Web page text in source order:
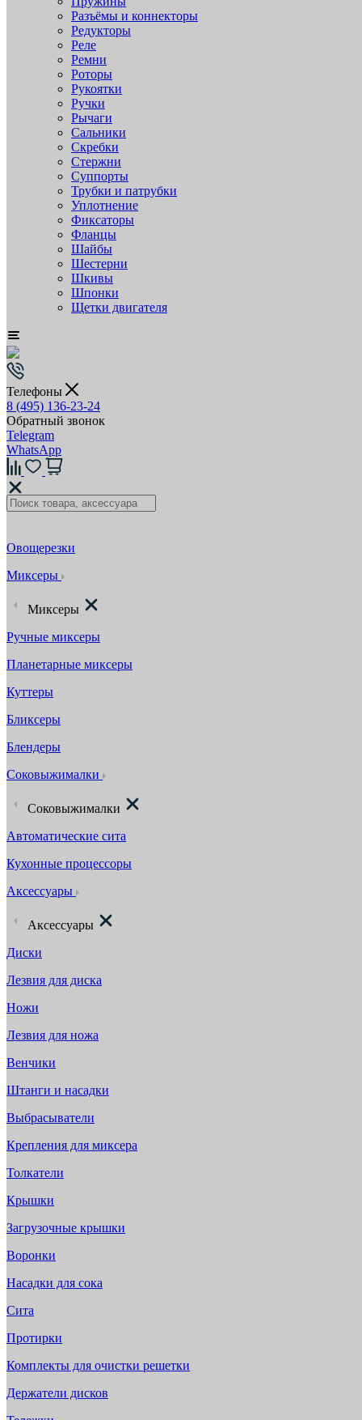
Разъёмы и коннекторы
Редукторы
Реле
Ремни
Роторы
Рукоятки
Ручки
Рычаги
Сальники
Скребки
Стержни
Суппорты
Трубки и патрубки
Уплотнение
Фиксаторы
Фланцы
Шайбы
Шестерни
Шкивы
Шпонки
Щетки двигателя
Телефоны
8 (495) 136-23-24
Обратный звонок
Telegram
WhatsApp
Овощерезки
Миксеры
Миксеры
Ручные миксеры
Планетарные миксеры
Куттеры
Бликсеры
Блендеры
Соковыжималки
Соковыжималки
Автоматические сита
Кухонные процессоры
Аксессуары
Аксессуары
Диски
Лезвия для диска
Ножи
Лезвия для ножа
Венчики
Штанги и насадки
Выбрасыватели
Крепления для миксера
Толкатели
Крышки
Загрузочные крышки
Воронки
Насадки для сока
Сита
Протирки
Комплекты для очистки решетки
Держатели дисков